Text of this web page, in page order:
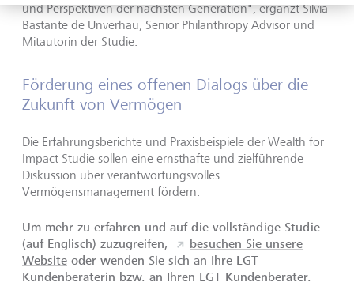
und Perspektiven der nächsten Generation", ergänzt Silvia
Bastante de Unverhau, Senior Philanthropy Advisor und
Mitautorin der Studie.
Förderung eines offenen Dialogs über die
Zukunft von Vermögen
Die Erfahrungsberichte und Praxisbeispiele der Wealth for
Impact Studie sollen eine ernsthafte und zielführende
Diskussion über verantwortungsvolles
Vermögensmanagement fördern.
Um mehr zu erfahren und auf die vollständige Studie
(auf Englisch) zuzugreifen,
besuchen Sie unsere
Website oder wenden Sie sich an Ihre LGT
Kundenberaterin bzw. an Ihren LGT Kundenberater.